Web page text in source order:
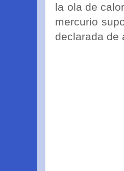
la ola de
mercurio
declarada de